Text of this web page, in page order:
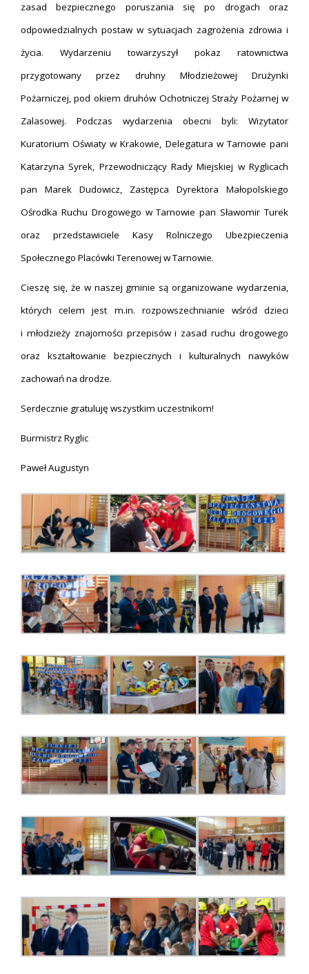
zasad bezpiecznego poruszania się po drogach oraz
odpowiedzialnych postaw w sytuacjach zagrożenia zdrowia i
życia. Wydarzeniu towarzyszył pokaz ratownictwa
przygotowany przez druhny Młodzieżowej Drużynki
Pożarniczej, pod okiem druhów Ochotniczej Straży Pożarnej w
Zalasowej. Podczas wydarzenia obecni byli: Wizytator
Kuratorium Oświaty w Krakowie, Delegatura w Tarnowie pani
Katarzyna Syrek, Przewodniczący Rady Miejskiej w Ryglicach
pan Marek Dudowicz, Zastępca Dyrektora Małopolskiego
Ośrodka Ruchu Drogowego w Tarnowie pan Sławomir Turek
oraz przedstawiciele Kasy Rolniczego Ubezpieczenia
Społecznego Placówki Terenowej w Tarnowie.
Cieszę się, że w naszej gminie są organizowane wydarzenia,
których celem jest m.in. rozpowszechnianie wśród dzieci
i młodzieży znajomości przepisów i zasad ruchu drogowego
oraz kształtowanie bezpiecznych i kulturalnych nawyków
zachowań na drodze.
Serdecznie gratuluję wszystkim uczestnikom!
Burmistrz Ryglic
Paweł Augustyn